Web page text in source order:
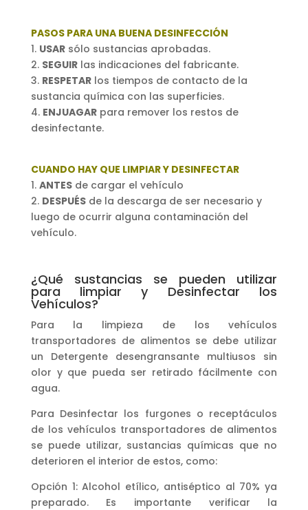
PASOS PARA UNA BUENA DESINFECCIÓN
1. USARsólo sustancias aprobadas.
2. SEGUIRlas indicaciones del fabricante.
3. RESPETARlos tiempos de contacto de la
sustancia química con las superficies.
4. ENJUAGARpara remover los restos de
desinfectante.
CUANDO HAY QUE LIMPIAR Y DESINFECTAR
1. ANTESde cargar el vehículo
2. DESPUÉSde la descarga de ser necesario y
luego de ocurrir alguna contaminación del
vehículo.
¿Qué sustancias se pueden utilizar
para limpiar y Desinfectar los
Vehículos?
Para la limpieza de los vehículos
transportadores de alimentos se debe utilizar
un Detergente desengransante multiusos sin
olor y que pueda ser retirado fácilmente con
agua.
Para Desinfectar los furgones o receptáculos
de los vehículos transportadores de alimentos
se puede utilizar, sustancias químicas que no
deterioren el interior de estos, como:
Opción 1: Alcohol etílico, antiséptico al 70%ya
preparado. Es importante verificar la